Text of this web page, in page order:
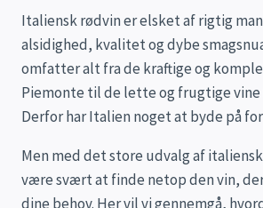
Italiensk rødvin er elsket af rigtig
alsidighed, kvalitet og dybe
omfatter alt fra de kraftige og
Piemonte til de lette og frugtige vine
Derfor har Italien noget at byde på
Men med det store udvalg af
være svært at finde netop den vin,
dine behov. Her vil vi gennemgå,